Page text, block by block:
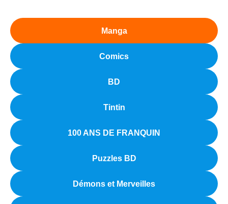
Manga
Comics
BD
Tintin
100 ANS DE FRANQUIN
Puzzles BD
Démons et Merveilles